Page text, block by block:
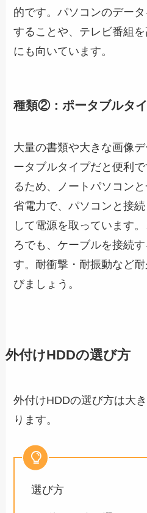
的です。パソコンのデー
することや、テレビ番組
にも向いています。
種類②：ポータブルタ
大量の書類や大きな画像
ータブルタイプだと便利
るため、ノートパソコン
省電力で、パソコンと接
して電源を取っています
ろでも、ケーブルを接続
す。耐衝撃・耐振動など
びましょう。
外付けHDDの選び方
外付けHDDの選び方は大
ります。
選び方